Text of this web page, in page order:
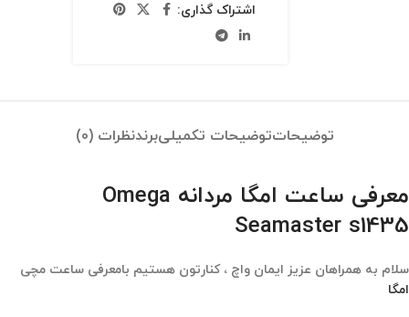
اشتراک گذاری:
توضیحاتتوضیحات تکمیلیبرندنظرات (0)
معرفی ساعت امگا مردانه Omega
Seamaster s1435
سلام به همراهان عزیز ایمان واچ ، کنارتون هستیم بامعرفی ساعت مچی
امگا